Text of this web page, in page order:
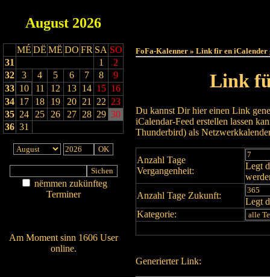
August 2026
MÉ DË MË DO FR SA SO
31
1
2
32
3 4 5 6 7 8
9
33 10 11 12 13 14 15 16
34 17 18 19 20 21 22 23
35 24 25 26 27 28 29 30
36 31
nëmmen zukünfteg
Terminer
Am Moment sinn 1606 User
online.
FoFa-Kalenner » Link fir en iCalender
Link
Du kannst Dir hier einen Link
iCalendar-Feed erstellen lassen
Thunderbird) als
Anzahl Tage
Vergangenheit:
Legt
Anzahl Tage Zukunft:
Legt
Kategorie:
Generierter Link: